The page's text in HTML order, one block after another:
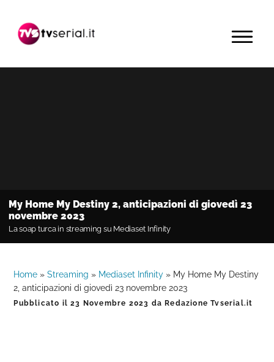
navigazione
contenuto
barra
primaria
MENU
My Home My Destiny 2, anticipazioni di giovedì 23
novembre 2023
La soap turca in streaming su Mediaset Infinity
Home »Streaming » Mediaset Infinity » My Home My Destiny
2, anticipazioni di giovedì 23 novembre 2023
Pubblicato il23 Novembre 2023 da Redazione Tvserial.it